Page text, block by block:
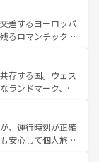
スペインはその個
。 なお、新着のスペイン情報は コ
宮殿、歴史的な大
が、訪れる者を心
国としても知ら
、プロヴァンスの
み方が可能だ。さ
おり、どの街角に
なる文化を体験で
報はコンテンツ一覧
差するヨーロッパ
るロマンチック街
ることがない。ベ
ルプスの絶景、そ
景は必見。ビール
新着の
ほしい。
存する国。ウェス
ランドマーク、歴
雅なアフタヌーン
パブ、サッカー観
富。イギリスを旅
、運行時刻が正確
安心して個人旅行